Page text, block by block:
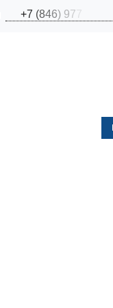
+7 (846) 977